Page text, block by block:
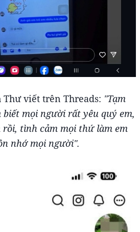
viết trên Threads: "Tạm
mọi người rất yêu quý em,
rồi, tình cảm mọi thứ làm em
nhớ mọi người".